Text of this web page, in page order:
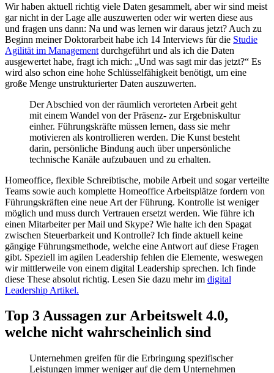
Wir haben aktuell richtig viele Daten gesammelt, aber wir sind meist
gar nicht in der Lage alle auszuwerten oder wir werten diese aus
und fragen uns dann: Na und was lernen wir daraus jetzt? Auch zu
Beginn meiner Doktorarbeit habe ich 14 Interviews für die Studie
Agilität im Management durchgeführt und als ich die Daten
ausgewertet habe, fragt ich mich: „Und was sagt mir das jetzt?“ Es
wird also schon eine hohe Schlüsselfähigkeit benötigt, um eine
große Menge unstrukturierter Daten auszuwerten.
Der Abschied von der räumlich verorteten Arbeit geht
mit einem Wandel von der Präsenz- zur Ergebniskultur
einher. Führungskräfte müssen lernen, dass sie mehr
motivieren als kontrollieren werden. Die Kunst besteht
darin, persönliche Bindung auch über unpersönliche
technische Kanäle aufzubauen und zu erhalten.
Homeoffice, flexible Schreibtische, mobile Arbeit und sogar verteilte
Teams sowie auch komplette Homeoffice Arbeitsplätze fordern von
Führungskräften eine neue Art der Führung. Kontrolle ist weniger
möglich und muss durch Vertrauen ersetzt werden. Wie führe ich
einen Mitarbeiter per Mail und Skype? Wie halte ich den Spagat
zwischen Steuerbarkeit und Kontrolle? Ich finde aktuell keine
gängige Führungsmethode, welche eine Antwort auf diese Fragen
gibt. Speziell im agilen Leadership fehlen die Elemente, weswegen
wir mittlerweile von einem digital Leadership sprechen. Ich finde
diese These absolut richtig. Lesen Sie dazu mehr im digital
Leadership Artikel.
Top 3 Aussagen zur Arbeitswelt 4.0,
welche nicht wahrscheinlich sind
Unternehmen greifen für die Erbringung spezifischer
Leistungen immer weniger auf die dem Unternehmen